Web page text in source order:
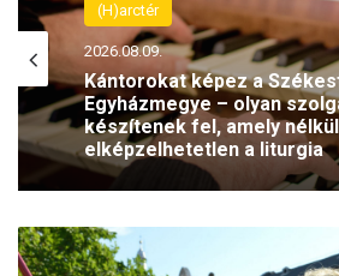
(H)arctér
2026.08.09.
Kántorokat képez a
Egyházmegye – olyan
készítenek fel, amely nélkül
elképzelhetetlen a liturgia
N
e